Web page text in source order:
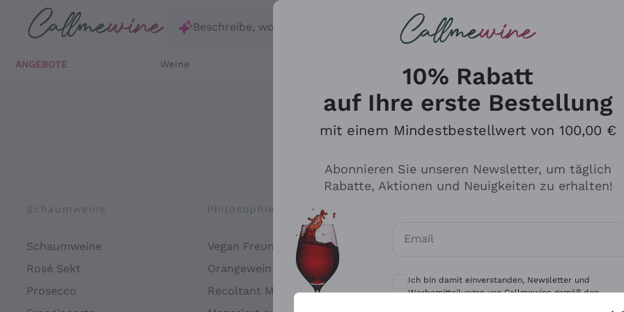
Zum Hauptinhalt springen
Beschreibe, wonach du suchst
ANGEBOTE Weine
Schaumweine
Schaumweine
Rosé Sekt
Prosecco
Philosophien
Vegan Freundlich
Orangewein
Recoltant Manipulant
Antinori
Ca' del Bosco
Gavi
10% Rabatt
auf Ihre erste Bestellung
mit einem Mindestbestellwert von 100,00 €
Abonnieren Sie unseren Newsletter, um täglich
Rabatte, Aktionen und Neuigkeiten zu erhalten!
Email
Optionale Einwilligungen zum Erhalt von
Ich bin damit einverstanden, Newsletter und
Werbemitteilungen von Callmewine gemäß den -